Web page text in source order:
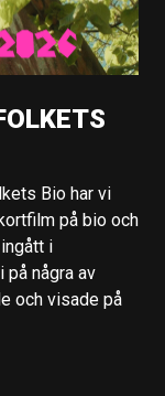
Bio har vi
på bio och
i
på några av
och visade på